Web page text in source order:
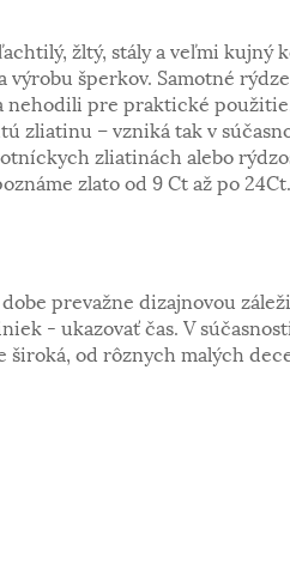
žltý, stály a veľmi kujný
výrobu šperkov. Samotné
nehodili pre praktické
zliatinu – vzniká tak v
zliatinách alebo
zlato od 9 Ct až po 24Ct.
prevažne dizajnovou
- ukazovať čas. V
od rôznych malých